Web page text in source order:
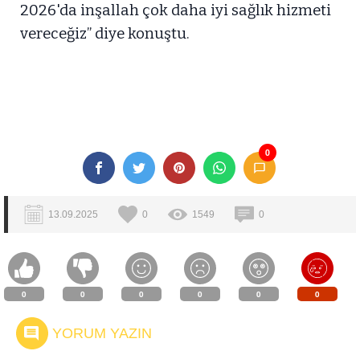
2026'da inşallah çok daha iyi sağlık hizmeti
vereceğiz” diye konuştu.
0
13.09.2025 0 1549 0
0 0 0 0 0 0
YORUM YAZIN